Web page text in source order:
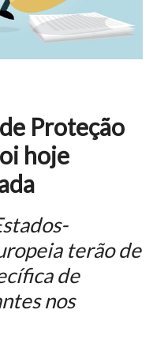
Proteção
hoje
terão de
de
nos